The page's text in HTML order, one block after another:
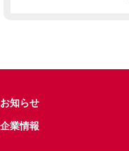
お知らせ
企業情報